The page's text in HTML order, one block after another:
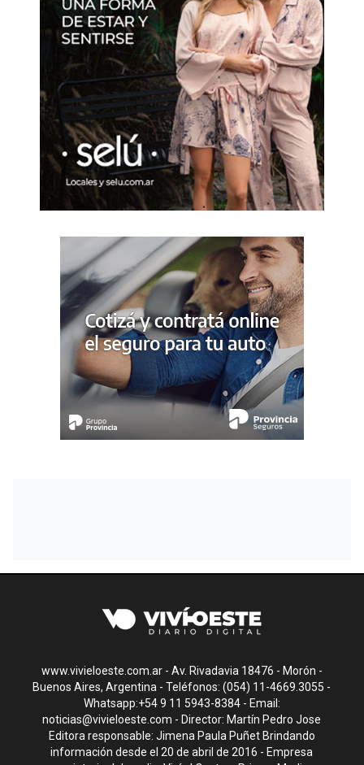
www.vivieloeste.com.ar - Av. Rivadavia 18476 - Morón -
Buenos Aires, Argentina - Teléfonos: (054) 11-4669.3055 -
Whatsapp:+54 9 11 5943-8384 - Email:
noticias@vivieloeste.com - Director: Martín Pedro Jose
Editora responsable: Jimena Paula Puñet Brindando
información desde el 20 de abril de 2016 - Empresa